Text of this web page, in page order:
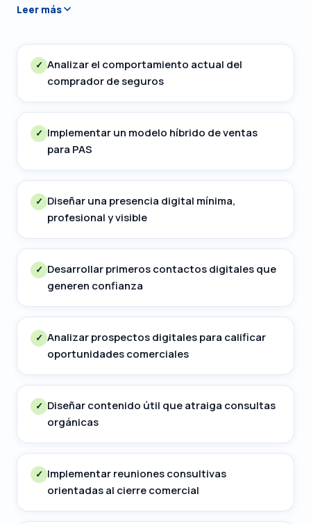
Leer más
✓ Analizar el comportamiento actual del
comprador de seguros
✓ Implementar un modelo híbrido de ventas
para PAS
✓ Diseñar una presencia digital mínima,
profesional y visible
✓ Desarrollar primeros contactos digitales que
generen confianza
✓ Analizar prospectos digitales para calificar
oportunidades comerciales
✓ Diseñar contenido útil que atraiga consultas
orgánicas
✓ Implementar reuniones consultivas
orientadas al cierre comercial